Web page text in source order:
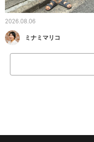
2026.08.06
ミナミマリコ